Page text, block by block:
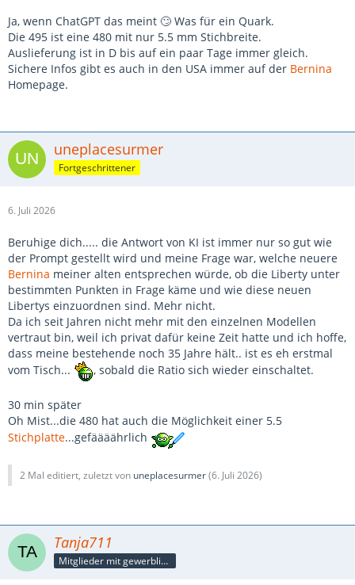
Ja, wenn ChatGPT das meint 🙄 Was für ein Quark.
Die 495 ist eine 480 mit nur 5.5 mm Stichbreite.
Auslieferung ist in D bis auf ein paar Tage immer gleich.
Sichere Infos gibt es auch in den USA immer auf der Bernina
Homepage.
uneplacesurmer
Fortgeschrittener
6. Juli 2026
Beruhige dich..... die Antwort von KI ist immer nur so gut wie
der Prompt gestellt wird und meine Frage war, welche neuere
Bernina meiner alten entsprechen würde, ob die Liberty unter
bestimmten Punkten in Frage käme und wie diese neuen
Libertys einzuordnen sind. Mehr nicht.
Da ich seit Jahren nicht mehr mit den einzelnen Modellen
vertraut bin, weil ich privat dafür keine Zeit hatte und ich hoffe,
dass meine bestehende noch 35 Jahre hält.. ist es eh erstmal
vom Tisch...
, sobald die Ratio sich wieder einschaltet.
30 min später
Oh Mist...die 480 hat auch die Möglichkeit einer 5.5
Stichplatte...gefäääährlich
2 Mal editiert, zuletzt von uneplacesurmer(6. Juli 2026)
Tanja711
Mitglieder mit gewerblicher Verbindung, auch als Mitarbeiter/in